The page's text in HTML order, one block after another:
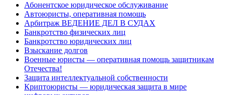
Абонентское юридическое обслуживание
Автоюристы, оперативная помощь
Арбитраж ВЕДЕНИЕ ДЕЛ В СУДАХ
Банкротство физических лиц
Банкротство юридических лиц
Взыскание долгов
Военные юристы — оперативная помощь защитникам
Отечества!
Защита интеллектуальной собственности
Криптоюристы — юридическая защита в мире